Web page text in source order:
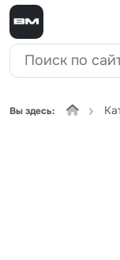
Вы здесь: